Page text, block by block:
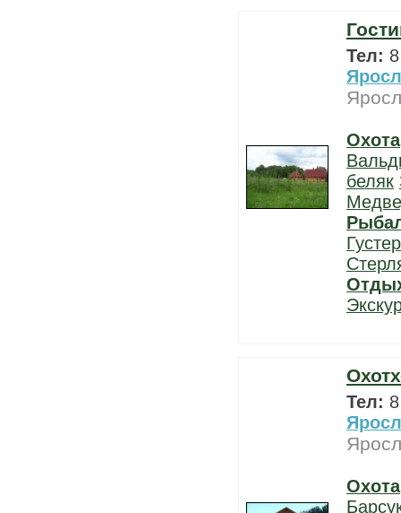
Тел:
Охота
беляк
Тел:
Охота